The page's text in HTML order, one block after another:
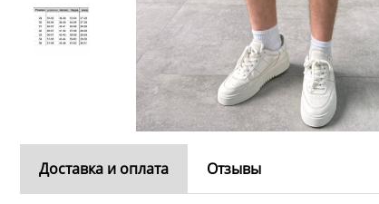
Доставка и оплата Отзывы